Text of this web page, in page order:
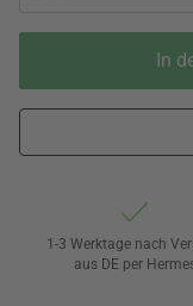
In
1-3 Werktage nach
aus DE per